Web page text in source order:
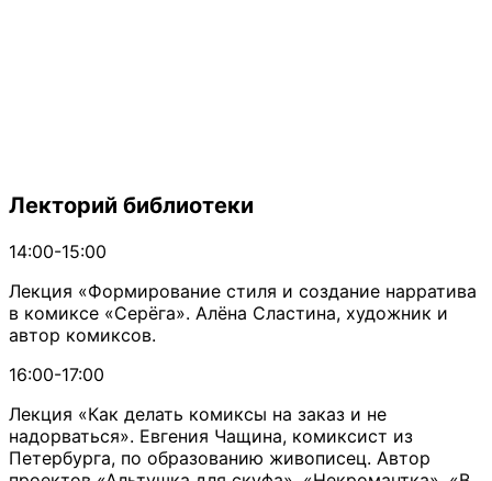
Лекторий библиотеки
14:00-15:00
Лекция «Формирование стиля и создание нарратива
в комиксе «Серёга». Алёна Сластина, художник и
автор комиксов.
16:00-17:00
Лекция «Как делать комиксы на заказ и не
надорваться». Евгения Чащина, комиксист из
Петербурга, по образованию живописец. Автор